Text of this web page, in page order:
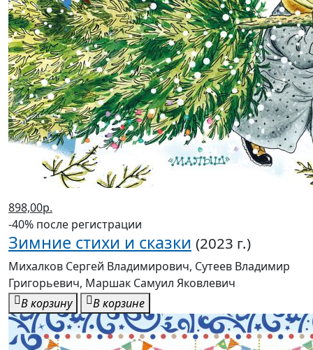
898,00р.
-40% после регистрации
Зимние стихи и сказки (2023 г.)
Михалков Сергей Владимирович, Сутеев Владимир
Григорьевич, Маршак Самуил Яковлевич
В корзину
В корзине